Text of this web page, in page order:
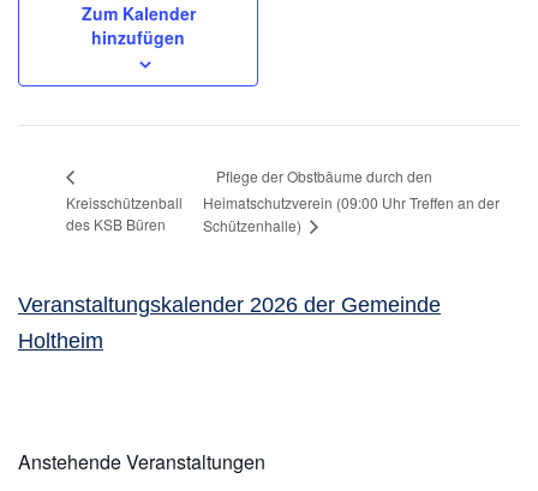
Zum Kalender
hinzufügen
Kreisschützenball
des KSB Büren
Pflege der Obstbäume durch den
Heimatschutzverein (09:00 Uhr Treffen an der
Schützenhalle)
Veranstaltungskalender 2026 der Gemeinde
Holtheim
Anstehende Veranstaltungen